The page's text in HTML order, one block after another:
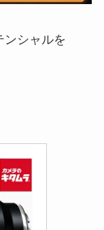
ンシャルを